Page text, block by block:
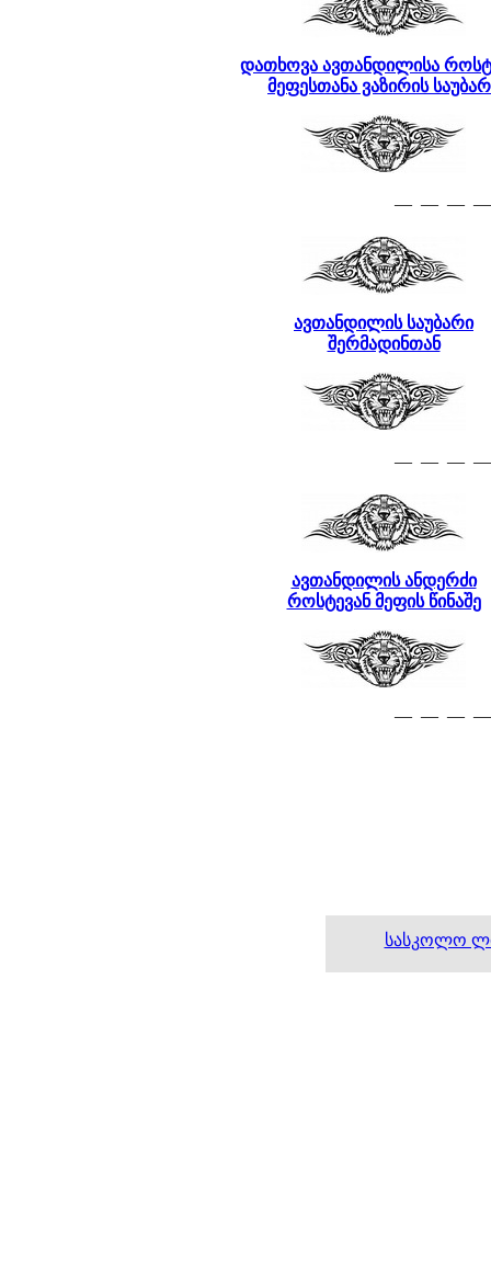
დათხოვა ავთანდილისა
მეფესთანა ვაზირის
— — —
ავთანდილის საუბარი
შერმადინთან
— — —
ავთანდილის ანდერძი
როსტევან მეფის წინაშე
— — —
სასკოლო